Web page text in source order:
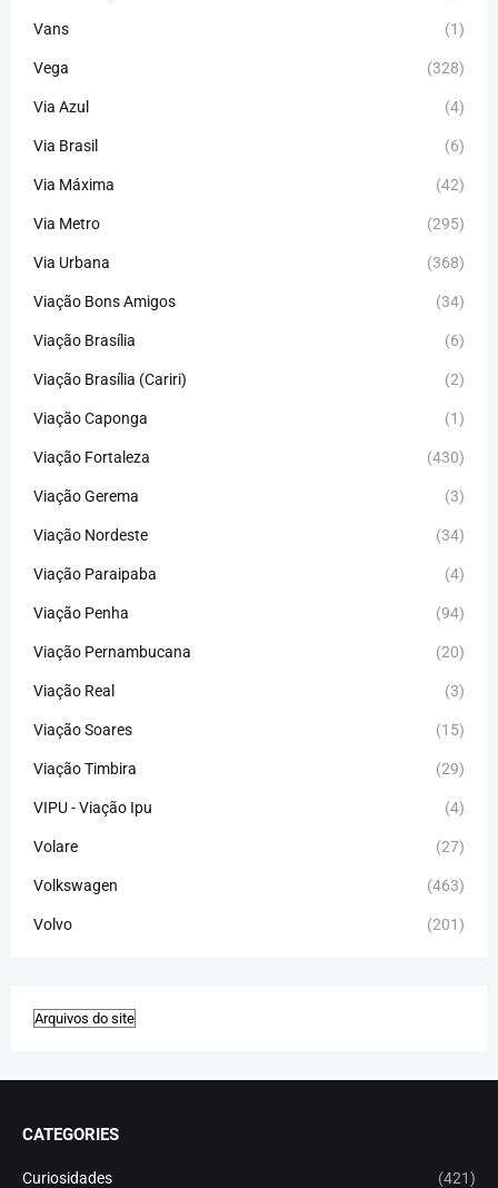
Vans (1)
Vega (328)
Via Azul (4)
Via Brasil (6)
Via Máxima (42)
Via Metro (295)
Via Urbana (368)
Viação Bons Amigos (34)
Viação Brasília (6)
Viação Brasília (Cariri) (2)
Viação Caponga (1)
Viação Fortaleza (430)
Viação Gerema (3)
Viação Nordeste (34)
Viação Paraipaba (4)
Viação Penha (94)
Viação Pernambucana (20)
Viação Real (3)
Viação Soares (15)
Viação Timbira (29)
VIPU - Viação Ipu (4)
Volare (27)
Volkswagen (463)
Volvo (201)
CATEGORIES
Curiosidades (421)